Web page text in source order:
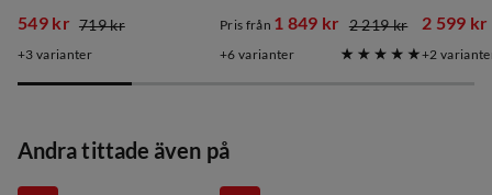
discounted
549 kr
original
719 kr
3 varianter
discounted
Pris från 1 849 kr
original
2 219 kr
6 varianter
2 599 kr
original
2
Andra tittade även på